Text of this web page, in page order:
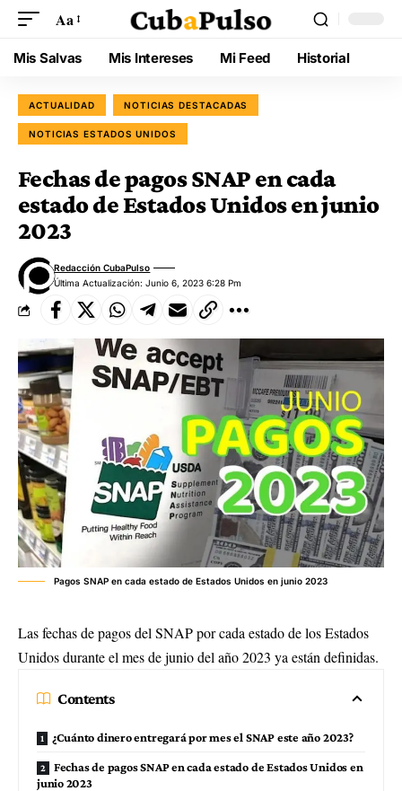
Aa
Mis Salvas Mis Intereses Mi Feed Historial
ACTUALIDAD NOTICIAS DESTACADAS
NOTICIAS ESTADOS UNIDOS
Fechas de pagos SNAP en cada
estado de Estados Unidos en junio
2023
Última Actualización: Junio 6, 2023 6:28 Pm
Redacción CubaPulso
Pagos SNAP en cada estado de Estados Unidos en junio 2023
Las fechas de pagos del SNAP por cada estado de los Estados
Unidos durante el mes de junio del año 2023 ya están definidas.
Contents
¿Cuánto dinero entregará por mes el SNAP este año 2023?
Fechas de pagos SNAP en cada estado de Estados Unidos en
junio 2023